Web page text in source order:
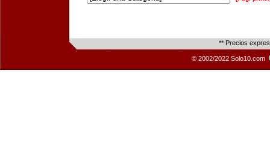
** Precios
© 2002/2022 Solo10.com